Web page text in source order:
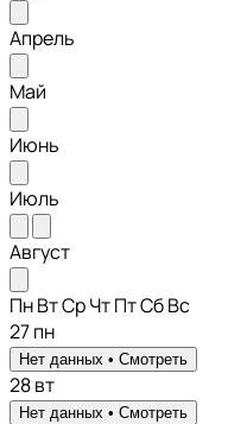
Апрель
Май
Июнь
Июль
Август
ПнВтСрЧтПтСбВс
27пн
Нет данных • Смотреть
28вт
Нет данных • Смотреть